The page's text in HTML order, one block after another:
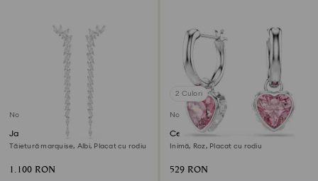
Nou
Jachete cercei Mesmera
Tăietură marquise, Albi, Placat cu rodiu
1.100 RON
2 Culori
Nou
Cercei cu drop Chroma
Inimă, Roz, Placat cu rodiu
529 RON